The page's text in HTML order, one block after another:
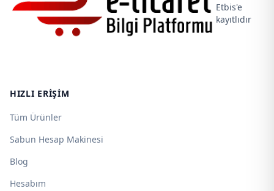
Etbis'e
kayıtlıdır
HIZLI ERIŞIM
Tüm Ürünler
Sabun Hesap Makinesi
Blog
Hesabım